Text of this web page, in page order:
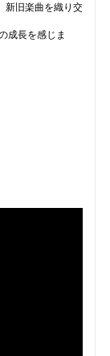
新旧楽曲を織り交
成長を感じま